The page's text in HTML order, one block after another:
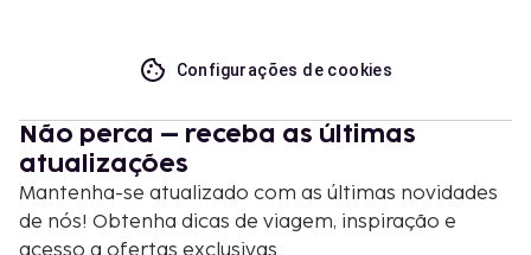
Configurações de cookies
Não perca – receba as últimas
atualizações
Mantenha-se atualizado com as últimas novidades
de nós! Obtenha dicas de viagem, inspiração e